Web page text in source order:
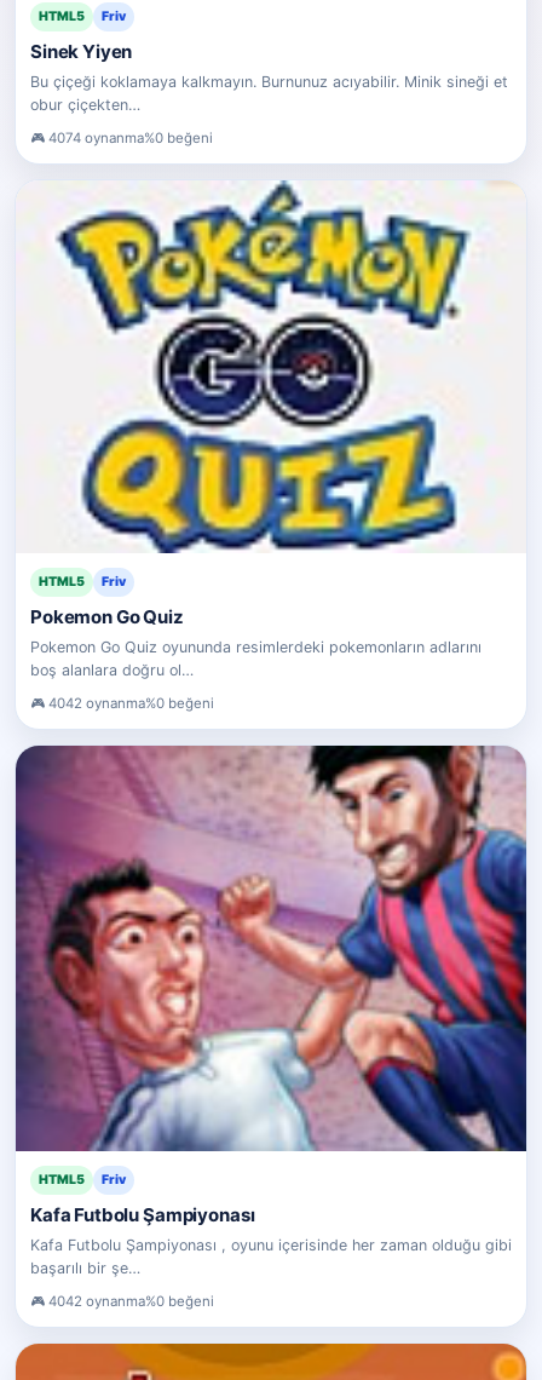
HTML5 Friv
Sinek Yiyen
Bu çiçeği koklamaya kalkmayın. Burnunuz acıyabilir. Minik sineği et
obur çiçekten…
4074 oynanma%0 beğeni
HTML5 Friv
Pokemon Go Quiz
Pokemon Go Quiz oyununda resimlerdeki pokemonların adlarını
boş alanlara doğru ol…
4042 oynanma%0 beğeni
HTML5 Friv
Kafa Futbolu Şampiyonası
Kafa Futbolu Şampiyonası , oyunu içerisinde her zaman olduğu gibi
başarılı bir şe…
4042 oynanma%0 beğeni